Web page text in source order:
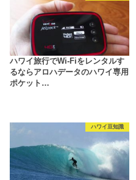
ハワイ旅行でWi-Fiをレンタルす
るならアロハデータのハワイ専用
ポケット…
ハワイ豆知識